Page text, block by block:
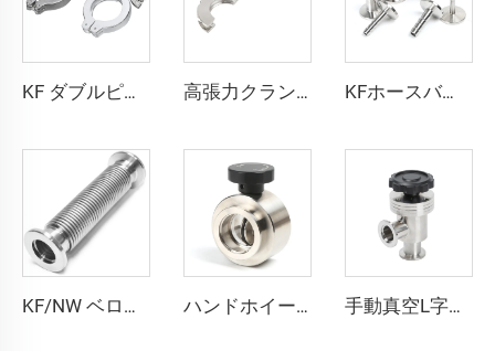
KF ダブルピンクランプスイング NW アルミ SS304 翼ナット真空クランプフランジ KF16-KF50/NW16/NW50 ステンレス鋼継手 高張力クランプ SS304 NW16-NW50 高品質 KF/NW ステンレス鋼ロック可能クランプ KF16/KF50 真空配管継手 KFホースバーブアダプター 真空用 SS304 SS316L ホースバーブアダプター KF16-KF50 NW16-NW50 ステンレス鋼製真空継手 半導体用
KF/NW ベローズ真空継手 SS304 SS316L 柔軟性波状チューブ KF16-KF100 ホース 鍛造ベローズ ステンレススチール スパイラルチューブ 曲げ可能 長さLはカスタマイズ可能 ハンドホイール付きKFバタフライバルブ KF25/KF40/KF50 SS304 SS316L 真空スイベルバルブ プレート FKMシール付き ステンレス鋼製 流量調整式 NW25/NW40/NW50 手動真空L字型角型バルブ KF16/KF25/KF40/KF50 密閉式フラッパー SS304/SS316L クランプ式フラッパー 多種高品質 NW16-NW50 角型バルブ継手